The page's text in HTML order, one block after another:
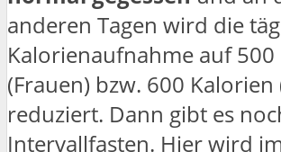
anderen Tagen wird die
Kalorienaufnahme auf 500
(Frauen) bzw. 600
reduziert. Dann gibt es
Intervallfasten. Hier wird